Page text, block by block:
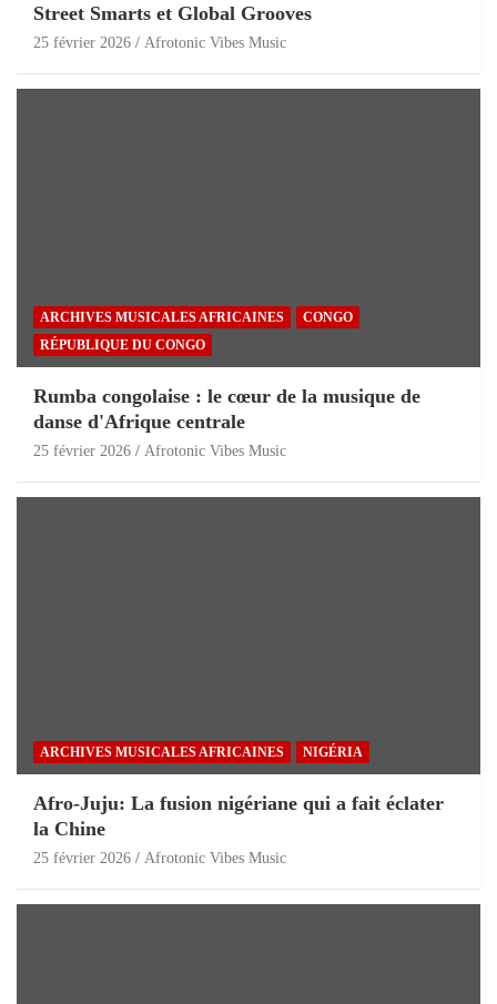
Street Smarts et Global Grooves
25 février 2026 Afrotonic Vibes Music
ARCHIVES MUSICALES AFRICAINES
CONGO
RÉPUBLIQUE DU CONGO
Rumba congolaise : le cœur de la musique de
danse d'Afrique centrale
25 février 2026 Afrotonic Vibes Music
ARCHIVES MUSICALES AFRICAINES NIGÉRIA
Afro-Juju: La fusion nigériane qui a fait éclater
la Chine
25 février 2026 Afrotonic Vibes Music